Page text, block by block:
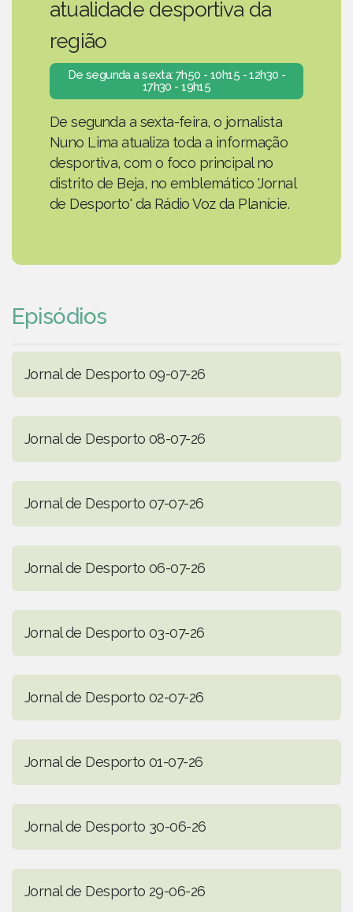
atualidade desportiva da
região
De segunda a sexta: 7h50 - 10h15 - 12h30 -
17h30 - 19h15
De segunda a sexta-feira, o jornalista
Nuno Lima atualiza toda a informação
desportiva, com o foco principal no
distrito de Beja, no emblemático 'Jornal
de Desporto' da Rádio Voz da Planície.
Episódios
Jornal de Desporto 09-07-26
Jornal de Desporto 08-07-26
Jornal de Desporto 07-07-26
Jornal de Desporto 06-07-26
Jornal de Desporto 03-07-26
Jornal de Desporto 02-07-26
Jornal de Desporto 01-07-26
Jornal de Desporto 30-06-26
Jornal de Desporto 29-06-26